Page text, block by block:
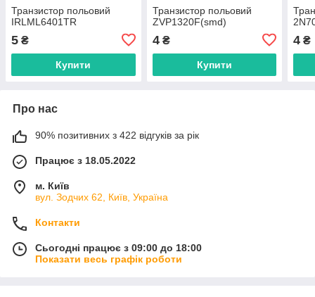
Транзистор польовий
IRLML6401TR
5 ₴
Купити
Транзистор польовий
ZVP1320F(smd)
4₴
Купити
4 ₴
Про нас
90% позитивних з 422 відгуків за рік
Працює з 18.05.2022
м. Київ
вул. Зодчих 62, Київ, Україна
Контакти
Сьогодні працює з 09:00 до 18:00
Показати весь графік роботи